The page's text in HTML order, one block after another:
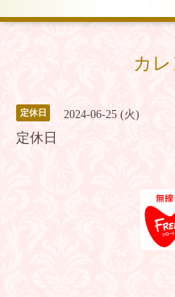
カ
定休日 2024-06-25 (火)
定休日